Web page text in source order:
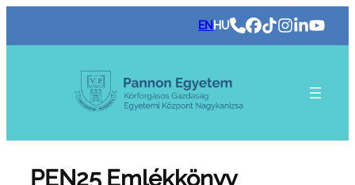
tartalomhoz
EN HU
PEN25 Emlékkönyv